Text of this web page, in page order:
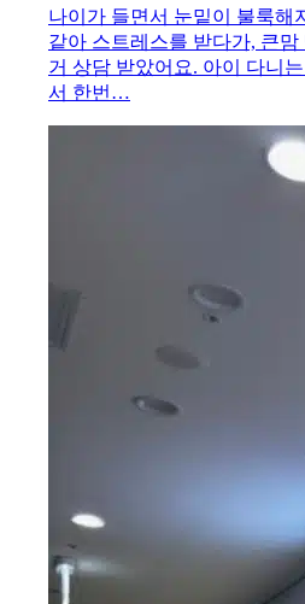
나이가 들면서 눈밑이 불룩해
같아 스트레스를 받다가, 큰맘
거 상담 받았어요. 아이 다니
서 한번…